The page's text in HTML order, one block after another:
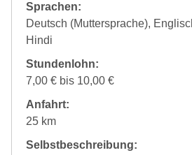
Sprachen:
Deutsch (Muttersprache),
Hindi
Stundenlohn:
7,00 € bis 10,00 €
Anfahrt:
25 km
Selbstbeschreibung: